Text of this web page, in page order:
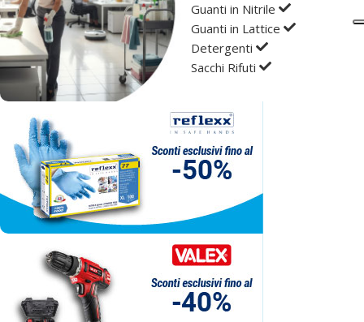
Guanti in Nitrile
Guanti in Lattice
Detergenti
Sacchi Rifuti